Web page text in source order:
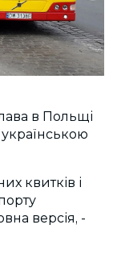
в Польщі
квитків і
версія, -